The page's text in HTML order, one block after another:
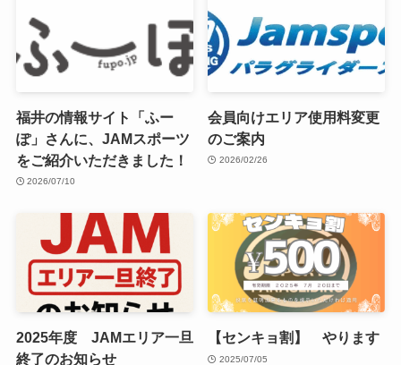
福井の情報サイト「ふー
ぽ」さんに、JAMスポーツ
をご紹介いただきました！
2026/07/10
会員向けエリア使用料変更
のご案内
2026/02/26
2025年度 JAMエリア一旦
終了のお知らせ
【センキョ割】 やります
2025/07/05